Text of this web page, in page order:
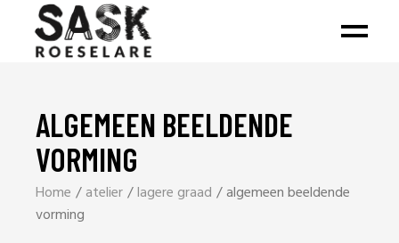
ALGEMEEN BEELDENDE
VORMING
Home atelier lagere graad
algemeen beeldende
vorming